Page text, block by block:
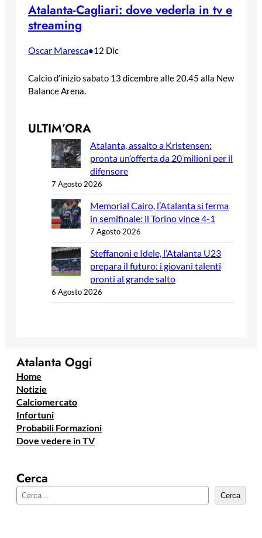
Atalanta-Cagliari: dove vederla in tv e
streaming
Oscar Maresca•12 Dic
Calcio d’inizio sabato 13 dicembre alle 20.45 alla New
Balance Arena.
ULTIM’ORA
Atalanta, assalto a Kristensen:
pronta un’offerta da 20 milioni per il
difensore
7 Agosto 2026
Memorial Cairo, l’Atalanta si ferma
in semifinale: il Torino vince 4-1
7 Agosto 2026
Steffanoni e Idele, l’Atalanta U23
prepara il futuro: i giovani talenti
pronti al grande salto
6 Agosto 2026
Atalanta Oggi
Home
Notizie
Calciomercato
Infortuni
Probabili Formazioni
Dove vedere in TV
Cerca
e
Cerca